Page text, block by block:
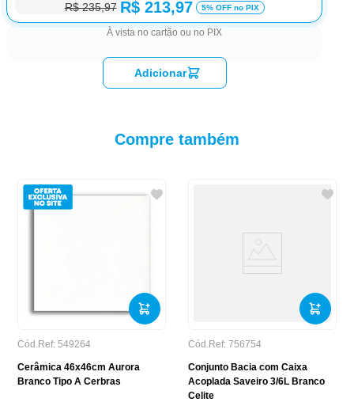
R$ 235,97 R$ 213,97 5% OFF no PIX
À vista no cartão ou no PIX
Adicionar
Compre também
Cód.Ref: 549264
Cerâmica 46x46cm Aurora
Branco Tipo A Cerbras
Cód.Ref: 756754
Conjunto Bacia com Caixa
Acoplada Saveiro 3/6L Branco
Celite